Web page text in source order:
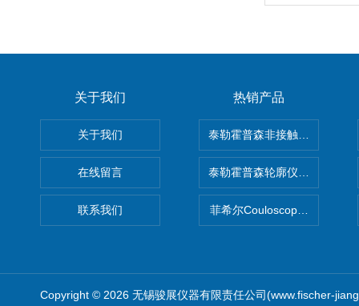
关于我们
关于我们
在线留言
联系我们
热销产品
泰勒霍普森非接触式轮廓仪
泰勒霍普森轮廓仪|TAYLOR
菲希尔Couloscope CMS2电
Copyright © 2026 无锡骏展仪器有限责任公司(www.fischer-